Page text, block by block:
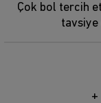
Çok bol tercih
tavsiye